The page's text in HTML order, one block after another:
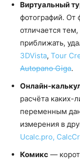
Виртуальный
фотографий. От
отличается
приближать,
3DVista, Tour
Autopano Giga.
Онлайн-
расчёта каких-
переменным
измерения в
Ucalc.pro,
Комикс —